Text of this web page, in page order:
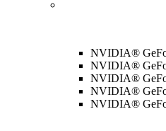
NVIDIA®
NVIDIA®
NVIDIA®
NVIDIA®
NVIDIA®